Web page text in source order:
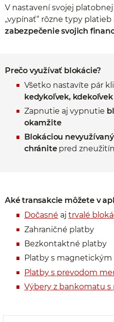
V nastavení svojej
„vypínať“ rôzne typy
zabezpečenie svojich
Prečo využívať blokácie?
Všetko nastavíte pár
kedykoľvek,
Zapnutie aj vypnutie
okamžite
Blokáciou
chránitepred
Aké transakcie môžete v
Dočasné aj trvalé
Zahraničné platby
Bezkontaktné platby
Platby s
Platby s prevodom
Výbery z bankomatu